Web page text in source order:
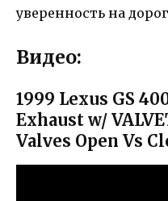
уверенность на
Видео:
1999 Lexus GS
Exhaust w/
Valves Open Vs